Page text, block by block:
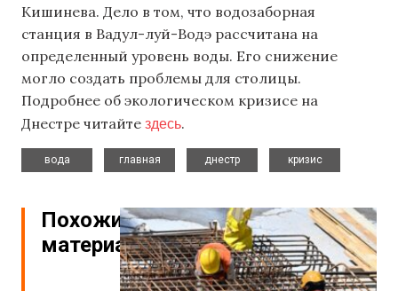
Кишинева. Дело в том, что водозаборная
станция в Вадул-луй-Водэ рассчитана на
определенный уровень воды. Его снижение
могло создать проблемы для столицы.
Подробнее об экологическом кризисе на
Днестре читайте здесь.
вода
главная
днестр
кризис
Похожие
материалы